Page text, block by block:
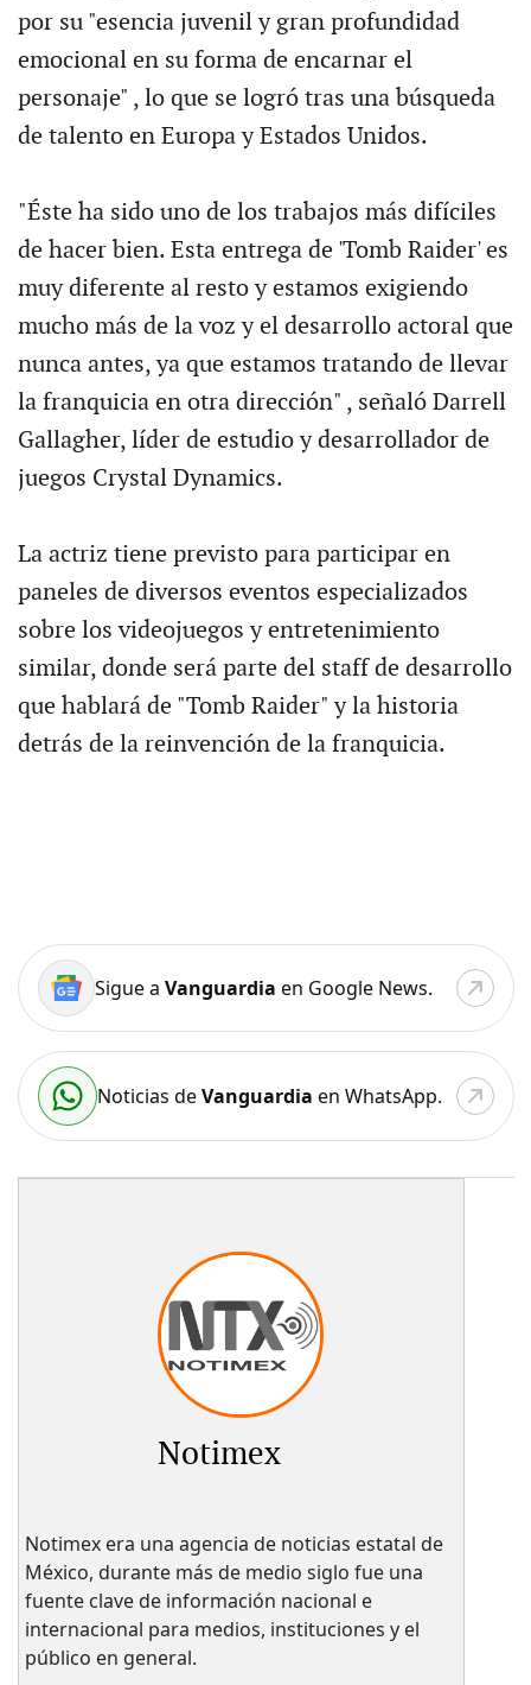
por su "esencia juvenil y gran profundidad
emocional en su forma de encarnar el
personaje" , lo que se logró tras una búsqueda
de talento en Europa y Estados Unidos.
"Éste ha sido uno de los trabajos más difíciles
de hacer bien. Esta entrega de 'Tomb Raider' es
muy diferente al resto y estamos exigiendo
mucho más de la voz y el desarrollo actoral que
nunca antes, ya que estamos tratando de llevar
la franquicia en otra dirección" , señaló Darrell
Gallagher, líder de estudio y desarrollador de
juegos Crystal Dynamics.
La actriz tiene previsto para participar en
paneles de diversos eventos especializados
sobre los videojuegos y entretenimiento
similar, donde será parte del staff de desarrollo
que hablará de "Tomb Raider" y la historia
detrás de la reinvención de la franquicia.
Sigue a Vanguardia en Google News.
Noticias deVanguardia en WhatsApp.
Notimex
Notimex era una agencia de noticias estatal de
México, durante más de medio siglo fue una
fuente clave de información nacional e
internacional para medios, instituciones y el
público en general.